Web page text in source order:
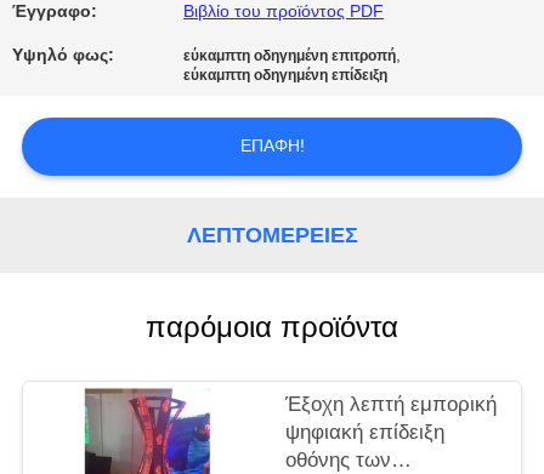
ΕΙΔΉΣΕΙΣ
ΖΗΤΉΣΤΕ
ΜΙΑ
POLICY
Έγγραφο: Βιβλίο του προϊόντος PDF
Υψηλό φως: εύκαμπτη οδηγημένη επιτροπή,
εύκαμπτη οδηγημένη επίδειξη
ΕΠΑΦΉ!
ΛΕΠΤΟΜΈΡΕΙΕΣ
παρόμοια προϊόντα
Έξοχη λεπτή εμπορική
ψηφιακή επίδειξη
οθόνης των